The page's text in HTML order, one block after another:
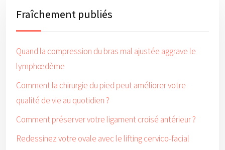
Fraîchement publiés
Quand la compression du bras mal ajustée aggrave le
lymphœdème
Comment la chirurgie du pied peut améliorer votre
qualité de vie au quotidien ?
Comment préserver votre ligament croisé antérieur ?
Redessinez votre ovale avec le lifting cervico-facial